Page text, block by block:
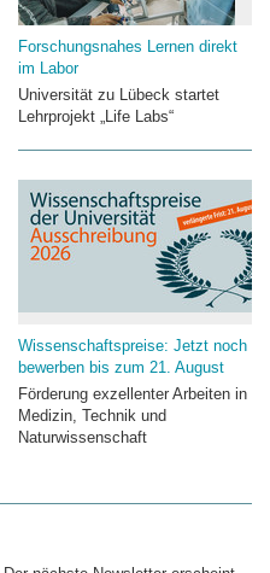
Forschungsnahes Lernen direkt
im Labor
Universität zu Lübeck startet
Lehrprojekt „Life Labs“
Wissenschaftspreise: Jetzt noch
bewerben bis zum 21. August
Förderung exzellenter Arbeiten in
Medizin, Technik und
Naturwissenschaft